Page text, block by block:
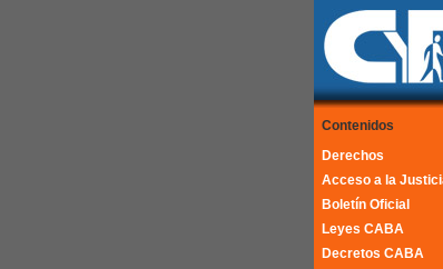
Contenidos
Derechos
Acceso a la
Boletín Oficial
Leyes CABA
Decretos CABA